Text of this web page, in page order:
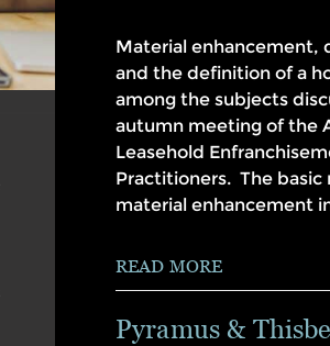
Material enhancement,
and the definition of a
among the subjects
autumn meeting of the
Leasehold
Practitioners. The basic
material enhancement
READ MORE
Pyramus & Thisbe